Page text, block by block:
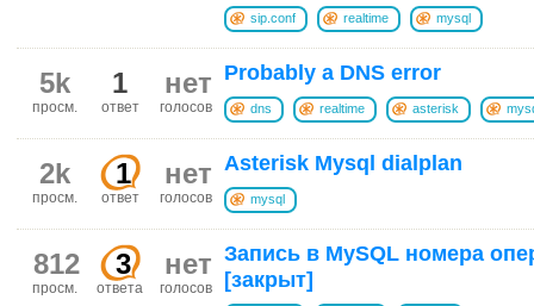
sip.conf realtime mysql
нет
голосов
1
ответ
5k
просм.
Probably a DNS error
dns realtime asterisk
нет
голосов
1
ответ
2k
просм.
Asterisk Mysql dialplan
mysql
нет
голосов
3
ответа
812
просм.
Запись в MySQL номера
[закрыт]